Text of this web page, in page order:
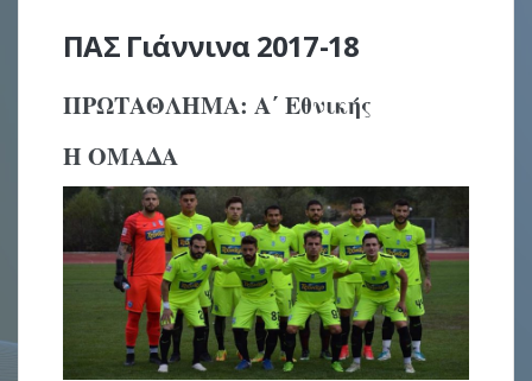
ΠΑΣ Γιάννινα 2017-18
ΠΡΩΤΑΘΛΗΜΑ: Α΄ Εθνικής
Η ΟΜΑΔΑ